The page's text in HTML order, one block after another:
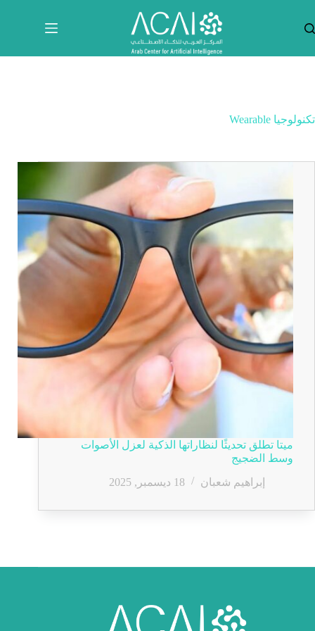
المحتوى
تكنولوجيا Wearable
ميتا تطلق تحديثًا لنظاراتها الذكية لعزل الأصوات
وسط الضجيج
إبراهيم شعبان
18 ديسمبر, 2025